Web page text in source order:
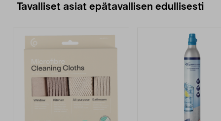
Tavalliset asiat epätavallisen edullisesti